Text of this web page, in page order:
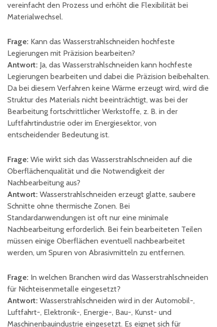
vereinfacht den Prozess und erhöht die Flexibilität bei
Materialwechsel.
Frage: Kann das Wasserstrahlschneiden hochfeste
Legierungen mit Präzision bearbeiten?
Antwort: Ja, das Wasserstrahlschneiden kann hochfeste
Legierungen bearbeiten und dabei die Präzision beibehalten.
Da bei diesem Verfahren keine Wärme erzeugt wird, wird die
Struktur des Materials nicht beeinträchtigt, was bei der
Bearbeitung fortschrittlicher Werkstoffe, z. B. in der
Luftfahrtindustrie oder im Energiesektor, von
entscheidender Bedeutung ist.
Frage: Wie wirkt sich das Wasserstrahlschneiden auf die
Oberflächenqualität und die Notwendigkeit der
Nachbearbeitung aus?
Antwort: Wasserstrahlschneiden erzeugt glatte, saubere
Schnitte ohne thermische Zonen. Bei
Standardanwendungen ist oft nur eine minimale
Nachbearbeitung erforderlich. Bei fein bearbeiteten Teilen
müssen einige Oberflächen eventuell nachbearbeitet
werden, um Spuren von Abrasivmitteln zu entfernen.
Frage: In welchen Branchen wird das Wasserstrahlschneiden
für Nichteisenmetalle eingesetzt?
Antwort: Wasserstrahlschneiden wird in der Automobil-,
Luftfahrt-, Elektronik-, Energie-, Bau-, Kunst- und
Maschinenbauindustrie eingesetzt. Es eignet sich für